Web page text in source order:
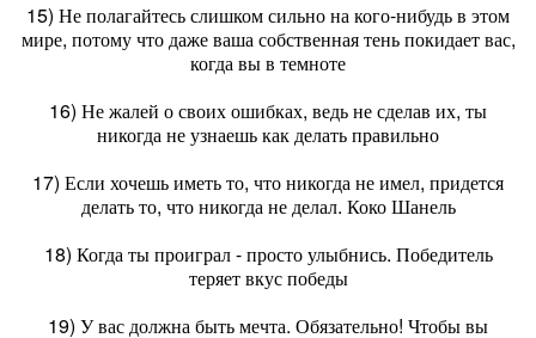
15) Не полагайтесь слишком сильно на кого-нибудь в этом
мире, потому что даже ваша собственная тень покидает вас,
когда вы в темноте
16) Не жалей о своих ошибках, ведь не сделав их, ты
никогда не узнаешь как делать правильно
17) Если хочешь иметь то, что никогда не имел, придется
делать то, что никогда не делал. Коко Шанель
18) Когда ты проиграл - просто улыбнись. Победитель
теряет вкус победы
19) У вас должна быть мечта. Обязательно! Чтобы вы